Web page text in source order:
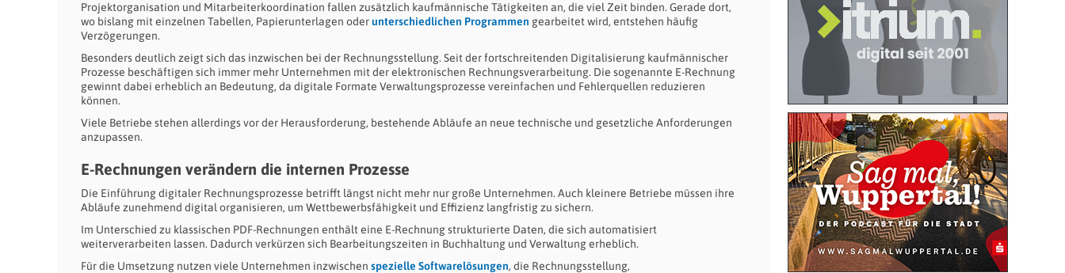
Projektorganisation und Mitarbeiterkoordination fallen zusätzlich kaufmännische Tätigkeiten an, die viel Zeit binden. Gerade dort,
wo bislang mit einzelnen Tabellen, Papierunterlagen oderunterschiedlichen Programmen gearbeitet wird, entstehen häufig
Verzögerungen.
Besonders deutlich zeigt sich das inzwischen bei der Rechnungsstellung. Seit der fortschreitenden Digitalisierung kaufmännischer
Prozesse beschäftigen sich immer mehr Unternehmen mit der elektronischen Rechnungsverarbeitung. Die sogenannte E-Rechnung
gewinnt dabei erheblich an Bedeutung, da digitale Formate Verwaltungsprozesse vereinfachen und Fehlerquellen reduzieren
können.
Viele Betriebe stehen allerdings vor der Herausforderung, bestehende Abläufe an neue technische und gesetzliche Anforderungen
anzupassen.
E-Rechnungen verändern die internen Prozesse
Die Einführung digitaler Rechnungsprozesse betrifft längst nicht mehr nur große Unternehmen. Auch kleinere Betriebe müssen ihre
Abläufe zunehmend digital organisieren, um Wettbewerbsfähigkeit und Effizienz langfristig zu sichern.
Im Unterschied zu klassischen PDF-Rechnungen enthält eine E-Rechnung strukturierte Daten, die sich automatisiert
weiterverarbeiten lassen. Dadurch verkürzen sich Bearbeitungszeiten in Buchhaltung und Verwaltung erheblich.
Für die Umsetzung nutzen viele Unternehmen inzwischen spezielle Softwarelösungen, die Rechnungsstellung,